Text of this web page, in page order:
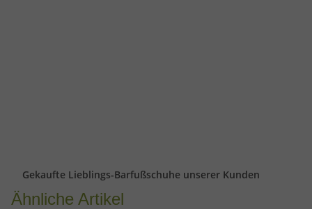
Gekaufte Lieblings-Barfußschuhe unserer Kunden
Ähnliche Artikel